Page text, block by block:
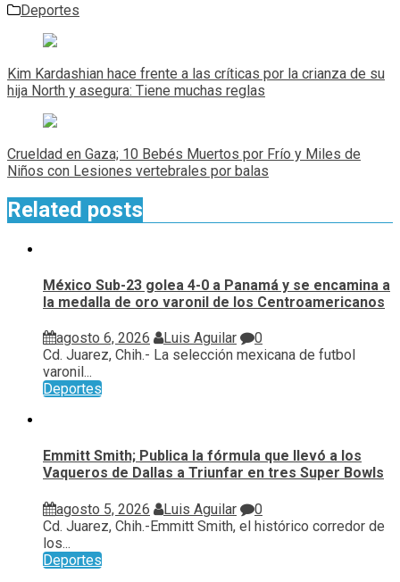
Deportes
Navegación
de
entradas
Kim Kardashian hace frente a las críticas por la crianza de su
hija North y asegura: Tiene muchas reglas
Crueldad en Gaza; 10 Bebés Muertos por Frío y Miles de
Niños con Lesiones vertebrales por balas
Related posts
México Sub-23 golea 4-0 a Panamá y se encamina a
la medalla de oro varonil de los Centroamericanos
agosto 6, 2026 Luis Aguilar
0
Cd. Juarez, Chih.- La selección mexicana de futbol
varonil...
Deportes
Emmitt Smith; Publica la fórmula que llevó a los
Vaqueros de Dallas a Triunfar en tres Super Bowls
agosto 5, 2026 Luis Aguilar
0
Cd. Juarez, Chih.-Emmitt Smith, el histórico corredor de
los...
Deportes